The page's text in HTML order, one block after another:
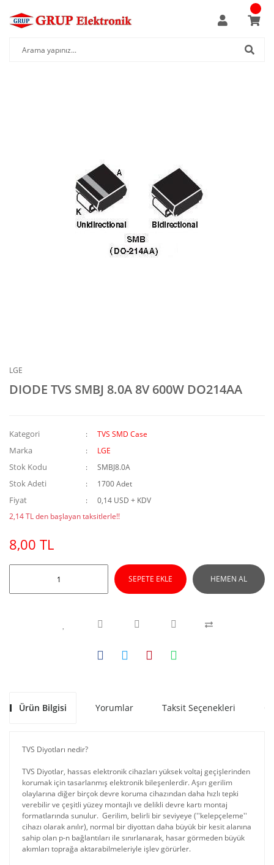
LGE
DIODE TVS SMBJ 8.0A 8V 600W DO214AA
Kategori TVS SMD Case
Marka LGE
Stok Kodu SMBJ8.0A
Stok Adeti 1700 Adet
Fiyat
0,14 USD + KDV
2,14 TL den başlayan taksitlerle!!
8,00 TL
SEPETE EKLE HEMEN AL
Ürün Bilgisi Yorumlar Taksit Seçenekleri
TVS Diyotları nedir?
TVS Diyotlar, hassas elektronik cihazları yüksek voltaj geçişlerinden
korumak için tasarlanmış elektronik bileşenlerdir. Aşırı gerilim
olaylarına diğer birçok devre koruma cihazından daha hızlı tepki
verebilir ve çeşitli yüzey montajlı ve delikli devre kartı montaj
formatlarında sunulur. Gerilim, belirli bir seviyeye (''kelepçeleme''
cihazı olarak anılır), normal bir diyottan daha büyük bir kesit alanına
sahip olan p-n bağlantıları ile sınırlanarak, hasar görmeden büyük
akımları toprağa aktarabilmeleriyle işlev görürler.